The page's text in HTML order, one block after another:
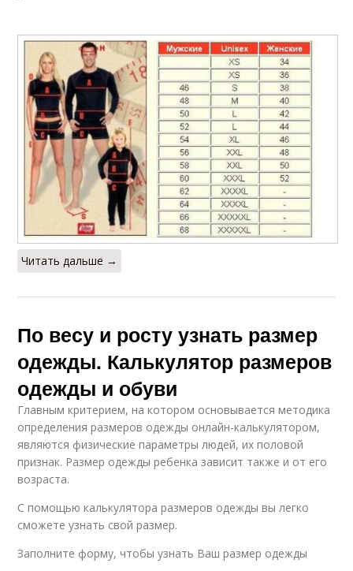
Читать дальше →
По весу и росту узнать размер
одежды. Калькулятор размеров
одежды и обуви
Главным критерием, на котором основывается методика
определения размеров одежды онлайн-калькулятором,
являются физические параметры людей, их половой
признак. Размер одежды ребенка зависит также и от его
возраста.
С помощью калькулятора размеров одежды вы легко
сможете узнать свой размер.
Заполните форму, чтобы узнать Ваш размер одежды